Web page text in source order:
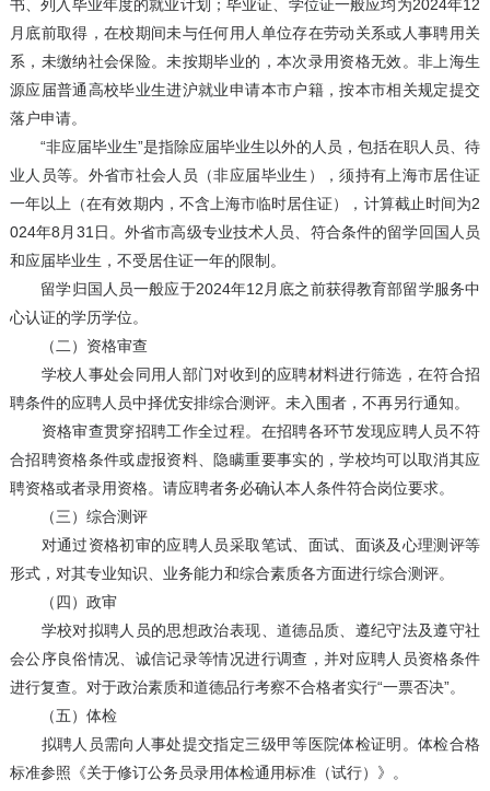
书、列入毕业年度的就业计划；毕业证、学位证一般应均为2024年12
月底前取得，在校期间未与任何用人单位存在劳动关系或人事聘用关
系，未缴纳社会保险。未按期毕业的，本次录用资格无效。非上海生
源应届普通高校毕业生进沪就业申请本市户籍，按本市相关规定提交
落户申请。
“非应届毕业生”是指除应届毕业生以外的人员，包括在职人员、待
业人员等。外省市社会人员（非应届毕业生），须持有上海市居住证
一年以上（在有效期内，不含上海市临时居住证），计算截止时间为2
024年8月31日。外省市高级专业技术人员、符合条件的留学回国人员
和应届毕业生，不受居住证一年的限制。
留学归国人员一般应于2024年12月底之前获得教育部留学服务中
心认证的学历学位。
（二）资格审查
学校人事处会同用人部门对收到的应聘材料进行筛选，在符合招
聘条件的应聘人员中择优安排综合测评。未入围者，不再另行通知。
资格审查贯穿招聘工作全过程。在招聘各环节发现应聘人员不符
合招聘资格条件或虚报资料、隐瞒重要事实的，学校均可以取消其应
聘资格或者录用资格。请应聘者务必确认本人条件符合岗位要求。
（三）综合测评
对通过资格初审的应聘人员采取笔试、面试、面谈及心理测评等
形式，对其专业知识、业务能力和综合素质各方面进行综合测评。
（四）政审
学校对拟聘人员的思想政治表现、道德品质、遵纪守法及遵守社
会公序良俗情况、诚信记录等情况进行调查，并对应聘人员资格条件
进行复查。对于政治素质和道德品行考察不合格者实行“一票否决”。
（五）体检
拟聘人员需向人事处提交指定三级甲等医院体检证明。体检合格
标准参照《关于修订公务员录用体检通用标准（试行）》。